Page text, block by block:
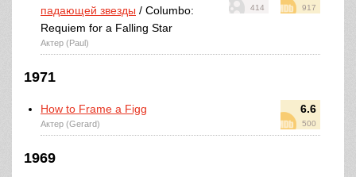
414 917
падающей звезды / Columbo:
Requiem for a Falling Star
Актер (Paul)
1971
6.6
500
How to Frame a Figg
Актер (Gerard)
1969